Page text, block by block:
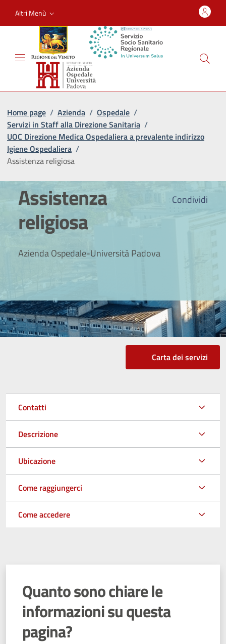
Altri Menù
Home page / Azienda / Ospedale /
Servizi in Staff alla Direzione Sanitaria /
UOC Direzione Medica Ospedaliera a prevalente indirizzo
Igiene Ospedaliera /
Assistenza religiosa
Condividi
Assistenza
religiosa
Azienda Ospedale-Università Padova
Carta dei servizi
Contatti
Descrizione
Ubicazione
Come raggiungerci
Come accedere
Quanto sono chiare le
informazioni su questa
pagina?